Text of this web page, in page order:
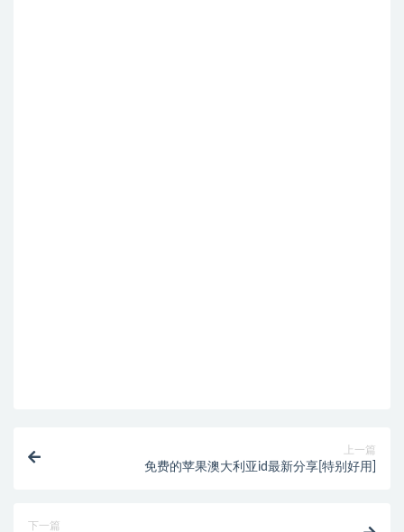
上一篇
免费的苹果澳大利亚id最新分享[特别好用]
下一篇